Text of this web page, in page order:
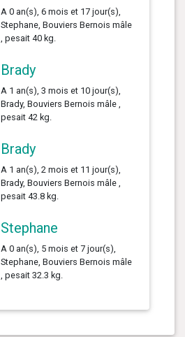
A 0 an(s), 6 mois et 17 jour(s),
Stephane, Bouviers Bernois mâle
, pesait 40 kg.
Brady
A 1 an(s), 3 mois et 10 jour(s),
Brady, Bouviers Bernois mâle ,
pesait 42 kg.
Brady
A 1 an(s), 2 mois et 11 jour(s),
Brady, Bouviers Bernois mâle ,
pesait 43.8 kg.
Stephane
A 0 an(s), 5 mois et 7 jour(s),
Stephane, Bouviers Bernois mâle
, pesait 32.3 kg.